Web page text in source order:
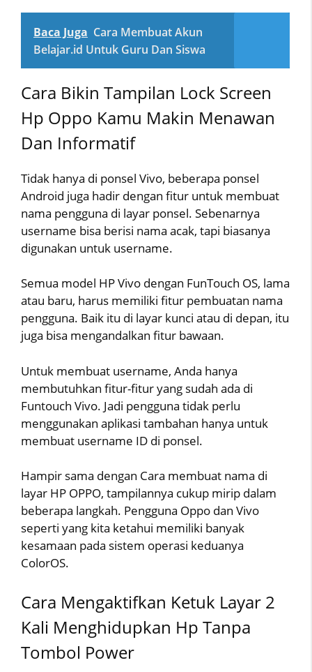
Baca Juga Cara Membuat Akun
Belajar.id Untuk Guru Dan Siswa
Cara Bikin Tampilan Lock Screen
Hp Oppo Kamu Makin Menawan
Dan Informatif
Tidak hanya di ponsel Vivo, beberapa ponsel
Android juga hadir dengan fitur untuk membuat
nama pengguna di layar ponsel. Sebenarnya
username bisa berisi nama acak, tapi biasanya
digunakan untuk username.
Semua model HP Vivo dengan FunTouch OS, lama
atau baru, harus memiliki fitur pembuatan nama
pengguna. Baik itu di layar kunci atau di depan, itu
juga bisa mengandalkan fitur bawaan.
Untuk membuat username, Anda hanya
membutuhkan fitur-fitur yang sudah ada di
Funtouch Vivo. Jadi pengguna tidak perlu
menggunakan aplikasi tambahan hanya untuk
membuat username ID di ponsel.
Hampir sama dengan Cara membuat nama di
layar HP OPPO, tampilannya cukup mirip dalam
beberapa langkah. Pengguna Oppo dan Vivo
seperti yang kita ketahui memiliki banyak
kesamaan pada sistem operasi keduanya
ColorOS.
Cara Mengaktifkan Ketuk Layar 2
Kali Menghidupkan Hp Tanpa
Tombol Power